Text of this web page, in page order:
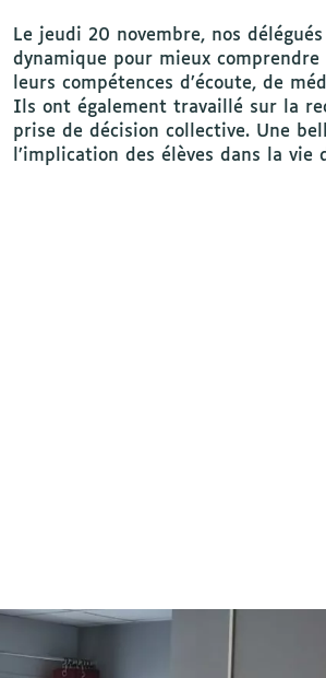
Le jeudi 20 novembre, nos
dynamique pour mieux
leurs compétences d’écoute, de
Ils ont également travaillé sur la
prise de décision collective. Une
l’implication des élèves dans la vie